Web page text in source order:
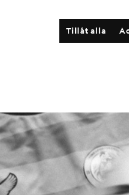
Tillåt alla